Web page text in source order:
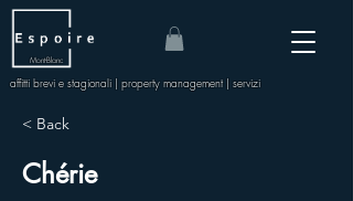
affitti brevi e stagionali | property management | servizi
Mont-Blanc
< Back
Chérie